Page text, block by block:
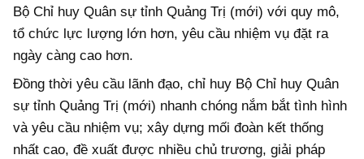
Bộ Chỉ huy Quân sự tỉnh Quảng Trị (mới) với quy mô,
tổ chức lực lượng lớn hơn, yêu cầu nhiệm vụ đặt ra
ngày càng cao hơn.
Đồng thời yêu cầu lãnh đạo, chỉ huy Bộ Chỉ huy Quân
sự tỉnh Quảng Trị (mới) nhanh chóng nắm bắt tình hình
và yêu cầu nhiệm vụ; xây dựng mối đoàn kết thống
nhất cao, đề xuất được nhiều chủ trương, giải pháp